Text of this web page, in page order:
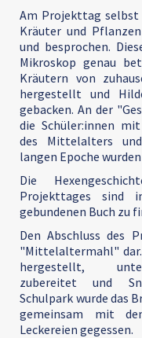
Am Projekttag selbst
Kräuter und
und besprochen.
Mikroskop genau
Kräutern von
hergestellt und
gebacken. An der
die Schüler:innen
des Mittelalters
langen Epoche
Die
Projekttages sind
gebundenen Buch zu
Den Abschluss des
"Mittelaltermahl"
hergestellt,
zubereitet und
Schulpark wurde das
gemeinsam mit
Leckereien gegessen.